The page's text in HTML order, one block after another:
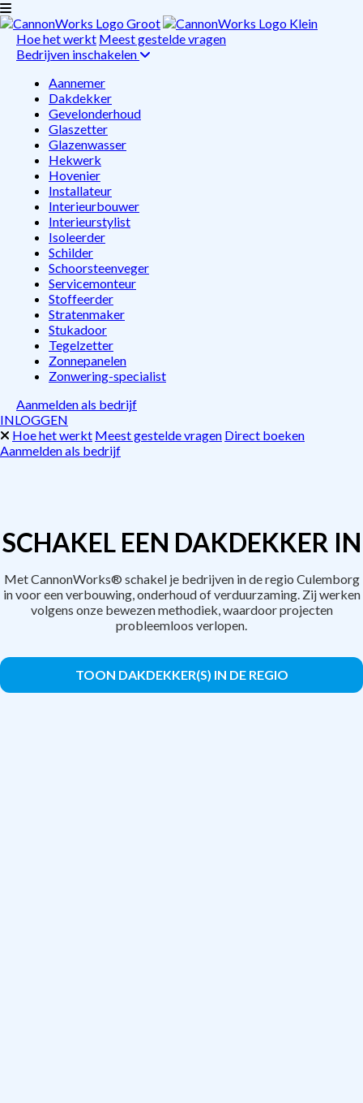
Hoe het werkt Meest gestelde vragen
Bedrijven inschakelen
Aannemer
Dakdekker
Gevelonderhoud
Glaszetter
Glazenwasser
Hekwerk
Hovenier
Installateur
Interieurbouwer
Interieurstylist
Isoleerder
Schilder
Schoorsteenveger
Servicemonteur
Stoffeerder
Stratenmaker
Stukadoor
Tegelzetter
Zonnepanelen
Zonwering-specialist
Aanmelden als bedrijf
INLOGGEN
Hoe het werkt Meest gestelde vragen Direct boeken
Aanmelden als bedrijf
SCHAKEL EEN DAKDEKKER IN
Met CannonWorks® schakel je bedrijven in de regio Culemborg
in voor een verbouwing, onderhoud of verduurzaming. Zij werken
volgens onze bewezen methodiek, waardoor projecten
probleemloos verlopen.
TOON DAKDEKKER(S) IN DE REGIO